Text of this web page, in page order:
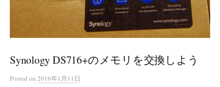
Synology DS716+のメモリを交換しよう
Posted on 2016年1月11日